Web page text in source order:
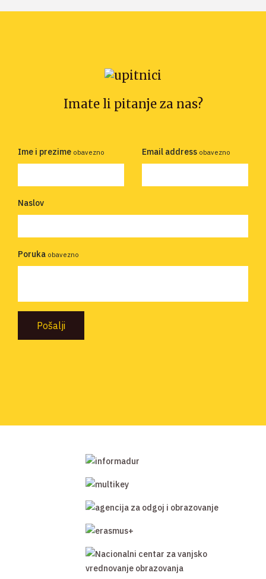
Imate li pitanje za nas?
Ime i prezime obavezno Email address obavezno
Naslov
Poruka obavezno
Pošalji